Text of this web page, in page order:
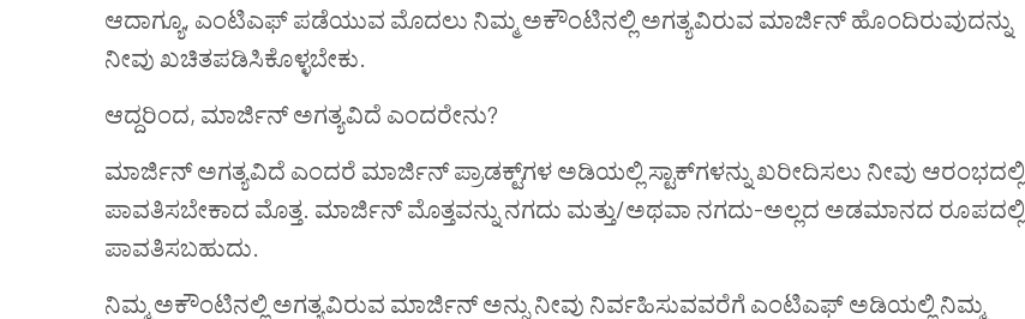
ಆದಾಗ್ಯೂ, ಎಂಟಿಎಫ್ ಪಡೆಯುವ ಮೊದಲು ನಿಮ್ಮ ಅಕೌಂಟಿನಲ್ಲಿ ಅಗತ್ಯವಿರುವ ಮಾರ್ಜಿನ್ ಹೊಂದಿರುವುದನ್ನು
ನೀವು ಖಚಿತಪಡಿಸಿಕೊಳ್ಳಬೇಕು.
ಆದ್ದರಿಂದ, ಮಾರ್ಜಿನ್ ಅಗತ್ಯವಿದೆ ಎಂದರೇನು?
ಮಾರ್ಜಿನ್ ಅಗತ್ಯವಿದೆ ಎಂದರೆ ಮಾರ್ಜಿನ್ ಪ್ರಾಡಕ್ಟ್‌ಗಳ ಅಡಿಯಲ್ಲಿ ಸ್ಟಾಕ್‌ಗಳನ್ನು ಖರೀದಿಸಲು ನೀವು ಆರಂಭದಲ್ಲಿ
ಪಾವತಿಸಬೇಕಾದ ಮೊತ್ತ. ಮಾರ್ಜಿನ್ ಮೊತ್ತವನ್ನು ನಗದು ಮತ್ತು/ಅಥವಾ ನಗದು-ಅಲ್ಲದ ಅಡಮಾನದ ರೂಪದಲ್ಲಿ
ಪಾವತಿಸಬಹುದು.
ನಿಮ್ಮ ಅಕೌಂಟಿನಲ್ಲಿ ಅಗತ್ಯವಿರುವ ಮಾರ್ಜಿನ್ ಅನ್ನು ನೀವು ನಿರ್ವಹಿಸುವವರೆಗೆ ಎಂಟಿಎಫ್ ಅಡಿಯಲ್ಲಿ ನಿಮ್ಮ